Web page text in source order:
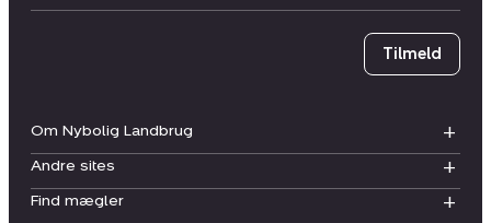
Om Nybolig Landbrug
Andre sites
Find mægler
Tilmeld